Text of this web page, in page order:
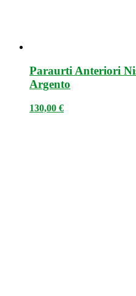
Paraurti Anteriori
Argento
130,00 €